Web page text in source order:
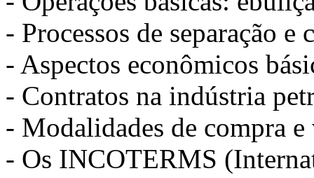
- Processos de separação e
- Aspectos econômicos
- Contratos na indústria
- Modalidades de compra e
- Os INCOTERMS